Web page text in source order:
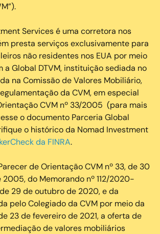
Services é uma corretora nos
presta serviços exclusivamente para
não residentes nos EUA por meio
a Global DTVM, instituição sediada no
na Comissão de Valores Mobiliário,
da CVM, em especial
CVM nº 33/2005 (para mais
o documento Parceria Global
o histórico da Nomad Investment
da FINRA.
de Orientação CVM nº 33, de 30
do Memorando nº 112/2020-
29 de outubro de 2020, e da
pelo Colegiado da CVM por meio da
23 de fevereiro de 2021, a oferta de
de valores mobiliários